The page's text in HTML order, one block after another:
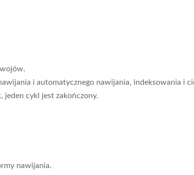
i automatycznego nawijania, indeksowania i
cykl jest zakończony.
nawijania.